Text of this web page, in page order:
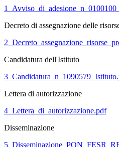
Decreto di assegnazione delle
Candidatura dell'Istituto
Lettera di autorizzazione
4_Lettera_di_autorizzazione.pdf
Disseminazione